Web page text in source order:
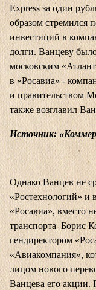
Express за один
образом стремился
инвестиций в
долги. Ванцеву
московским
в «Росавиа» -
и правительством
также возглавил
Источник:
Однако Ванцев не
«Ростехнологий» и
«Росавиа», вместо
транспорта Борис
гендиректором
«Авиакомпания»,
лицом нового
Ванцева его акции.